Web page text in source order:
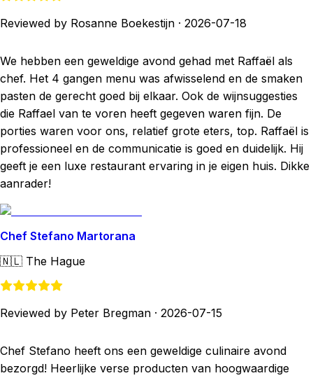
Reviewed by Rosanne Boekestijn · 2026-07-18
We hebben een geweldige avond gehad met Raffaël als
chef. Het 4 gangen menu was afwisselend en de smaken
pasten de gerecht goed bij elkaar. Ook de wijnsuggesties
die Raffael van te voren heeft gegeven waren fijn. De
porties waren voor ons, relatief grote eters, top. Raffaël is
professioneel en de communicatie is goed en duidelijk. Hij
geeft je een luxe restaurant ervaring in je eigen huis. Dikke
aanrader!
Chef Stefano Martorana
🇳🇱 The Hague
Reviewed by Peter Bregman · 2026-07-15
Chef Stefano heeft ons een geweldige culinaire avond
bezorgd! Heerlijke verse producten van hoogwaardige